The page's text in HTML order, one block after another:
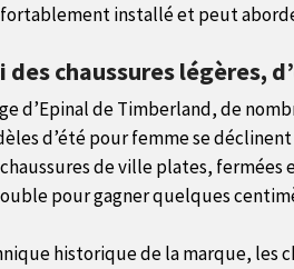
installé et peut
chaussures légères,
d’Epinal de Timberland, de
d’été pour femme se
de ville plates,
pour gagner quelques
historique de la marque,